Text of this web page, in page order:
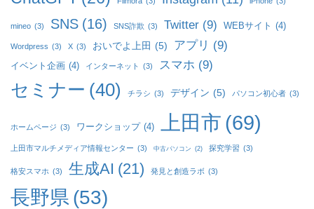
mineo (3) SNS (16) SNS詐欺 (3) Twitter (9) WEBサイト (4)
Wordpress (3) X (3) おいでよ上田 (5) アプリ (9)
イベント企画 (4) インターネット (3) スマホ (9)
セミナー (40) チラシ (3) デザイン (5) パソコン初心者 (3)
ホームページ (3) ワークショップ (4) 上田市 (69)
上田市マルチメディア情報センター (3) 中古パソコン (2) 探究学習 (3)
格安スマホ (3) 生成AI (21) 発見と創造ラボ (3)
長野県 (53)